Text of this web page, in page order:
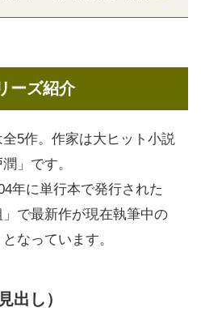
ーズ紹介
全5作。作家は大ヒット小説
」です。
年に単行本で発行された
」で最新作が現在執筆中の
なっています。
出し）